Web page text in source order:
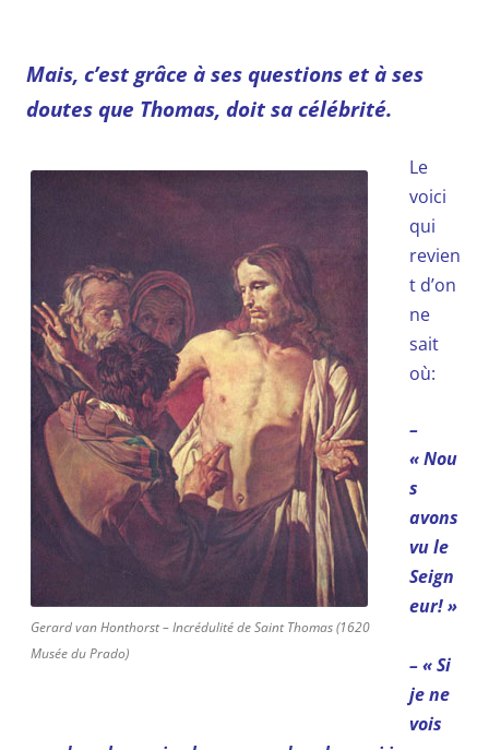
Mais, c’est grâce à ses questions et à ses
doutes que Thomas, doit sa célébrité.
Gerard van Honthorst – Incrédulité de Saint Thomas (1620
Musée du Prado)
Le
voici
qui
revien
t d’on
ne
sait
où:
–
« Nou
s
avons
vu le
Seign
eur! »
– « Si
je ne
vois